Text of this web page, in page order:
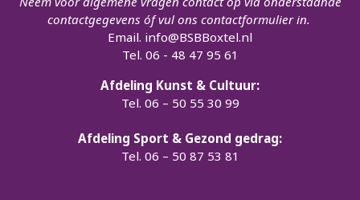
contactgegevens óf vul ons contactformulier in.
Email. info@BSBBoxtel.nl
Tel. 06 - 48 47 95 61
Afdeling Kunst & Cultuur:
Tel. 06 – 50 55 30 99
Afdeling Sport & Gezond gedrag:
Tel. 06 – 50 87 53 81